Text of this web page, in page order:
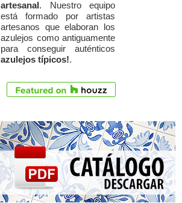
artesanal . Nuestro equipo
está formado por artistas
artesanos que elaboran los
azulejos como antiguamente
para conseguir auténticos
azulejos típicos!.